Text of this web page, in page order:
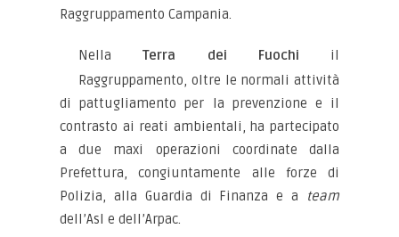
Raggruppamento Campania.
NellaTerra dei Fuochi il
Raggruppamento, oltre le normali attività
di pattugliamento per la prevenzione e il
contrasto ai reati ambientali, ha partecipato
a due maxi operazioni coordinate dalla
Prefettura, congiuntamente alle forze di
Polizia, alla Guardia di Finanza e a
team
dell’Asl e dell’Arpac.